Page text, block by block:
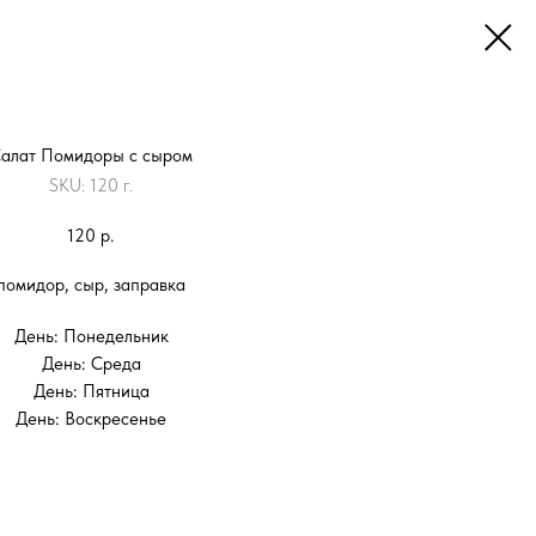
Помидоры с сыром
SKU: 120 г.
120 р.
сыр, заправка
День: Понедельник
День: Среда
День: Пятница
День: Воскресенье